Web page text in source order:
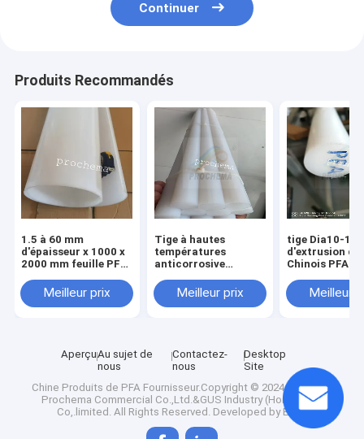
Continuer
Produits Recommandés
1.5 à 60 mm
d'épaisseur x 1000 x
2000 mm feuille PFA,
PFA
Meilleur prix
Tige à hautes
températures
anticorrosive
Meilleur prix
tige Dia10-
d'extrusion du
Chinois PFA de
Meilleur
AperçuAu sujet de
nous
Contactez-
nous
Desktop
Site
Chine Produits de PFA Fournisseur.Copyright © 2024 Mianyang
Prochema Commercial Co.,Ltd.&GUS Industry (Hongkong)
Co,.limited. All Rights Reserved. Developed by ECER